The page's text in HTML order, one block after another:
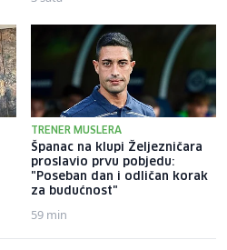
TRENER MUSLERA
Španac na klupi Željezničara
proslavio prvu pobjedu:
"Poseban dan i odličan korak
za budućnost"
59 min